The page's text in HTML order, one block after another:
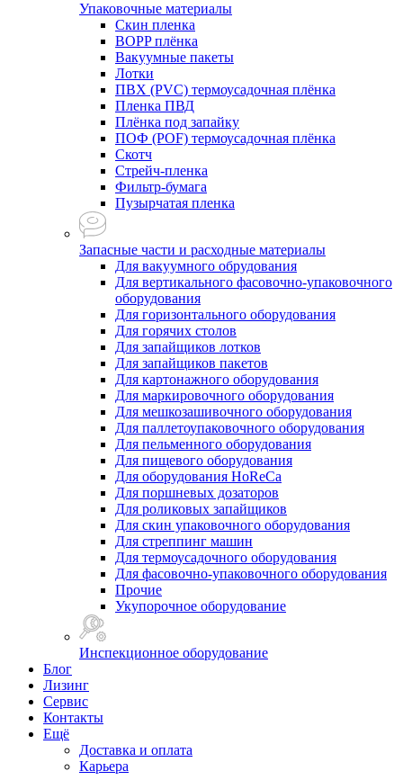
Упаковочные материалы
Скин пленка
BOPP плёнка
Вакуумные пакеты
Лотки
ПВХ (PVC) термоусадочная плёнка
Пленка ПВД
Плёнка под запайку
ПОФ (POF) термоусадочная плёнка
Скотч
Стрейч-пленка
Фильтр-бумага
Пузырчатая пленка
Запасные части и расходные материалы
Для вакуумного обрудования
Для вертикального фасовочно-упаковочного
оборудования
Для горизонтального оборудования
Для горячих столов
Для запайщиков лотков
Для запайщиков пакетов
Для картонажного оборудования
Для маркировочного оборудования
Для мешкозашивочного оборудования
Для паллетоупаковочного оборудования
Для пельменного оборудования
Для пищевого оборудования
Для оборудования HoReCa
Для поршневых дозаторов
Для роликовых запайщиков
Для скин упаковочного оборудования
Для стреппинг машин
Для термоусадочного оборудования
Для фасовочно-упаковочного оборудования
Прочие
Укупорочное оборудование
Инспекционное оборудование
Блог
Лизинг
Сервис
Контакты
Ещё
Доставка и оплата
Карьера